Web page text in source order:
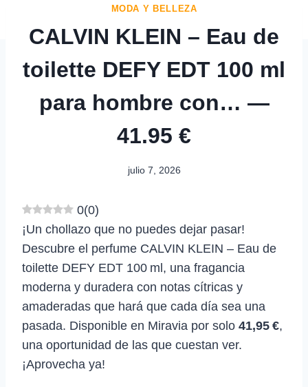
MODA Y BELLEZA
CALVIN KLEIN – Eau de
toilette DEFY EDT 100 ml
para hombre con… —
41.95 €
julio 7, 2026
0(0)
¡Un chollazo que no puedes dejar pasar!
Descubre el perfume CALVIN KLEIN – Eau de
toilette DEFY EDT 100 ml, una fragancia
moderna y duradera con notas cítricas y
amaderadas que hará que cada día sea una
pasada. Disponible en Miravia por solo 41,95 €,
una oportunidad de las que cuestan ver.
¡Aprovecha ya!